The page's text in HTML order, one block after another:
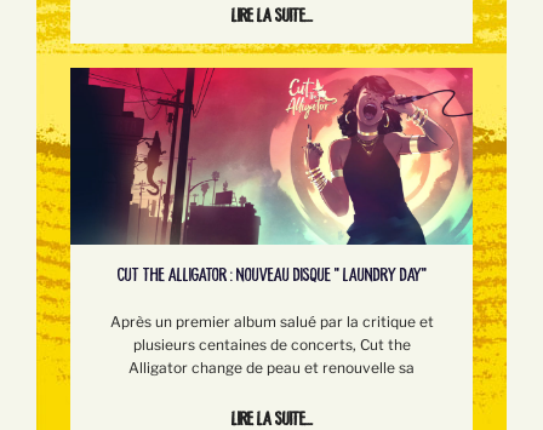
Lire la suite...
CUT THE ALLIGATOR : NOUVEAU DISQUE " LAUNDRY DAY"
Après un premier album salué par la critique et
plusieurs centaines de concerts, Cut the
Alligator change de peau et renouvelle sa
Lire la suite...